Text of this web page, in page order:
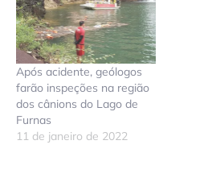
Após acidente, geólogos
farão inspeções na região
dos cânions do Lago de
Furnas
11 de janeiro de 2022